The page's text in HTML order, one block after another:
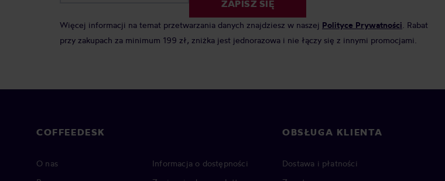
ZAPISZ SIĘ
Więcej informacji na temat przetwarzania danych znajdziesz w naszej Polityce Prywatności . Rabat
przy zakupach za minimum 199 zł, zniżka jest jednorazowa i nie łączy się z innymi promocjami.
COFFEEDESK
O nas
Informacja o dostępności
OBSŁUGA KLIENTA
Dostawa i płatności